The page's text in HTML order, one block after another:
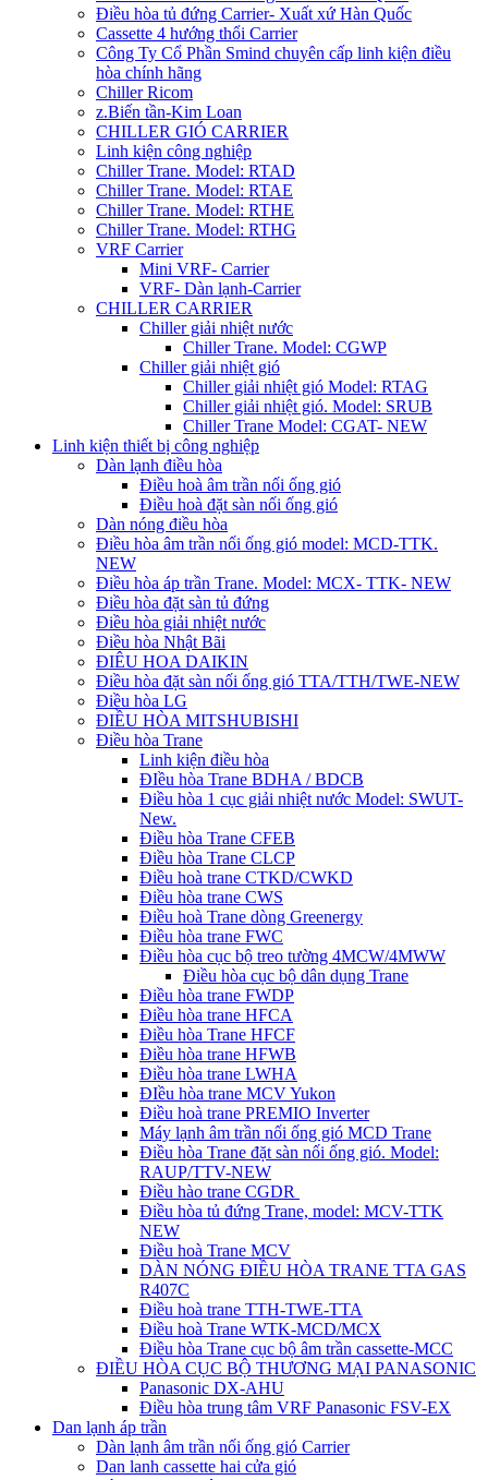
Điều hòa tủ đứng Carrier- Xuất xứ Hàn Quốc
Cassette 4 hướng thổi Carrier
Công Ty Cổ Phần Smind chuyên cấp linh kiện điều
hòa chính hãng
Chiller Ricom
z.Biến tần-Kim Loan
CHILLER GIÓ CARRIER
Linh kiện công nghiệp
Chiller Trane. Model: RTAD
Chiller Trane. Model: RTAE
Chiller Trane. Model: RTHE
Chiller Trane. Model: RTHG
VRF Carrier
Mini VRF- Carrier
VRF- Dàn lạnh-Carrier
CHILLER CARRIER
Chiller giải nhiệt nước
Chiller Trane. Model: CGWP
Chiller giải nhiệt gió
Chiller giải nhiệt gió Model: RTAG
Chiller giải nhiệt gió. Model: SRUB
Chiller Trane Model: CGAT- NEW
Linh kiện thiết bị công nghiệp
Dàn lạnh điều hòa
Điều hoà âm trần nối ống gió
Điều hoà đặt sàn nối ống gió
Dàn nóng điều hòa
Điều hòa âm trần nối ống gió model: MCD-TTK.
NEW
Điều hòa áp trần Trane. Model: MCX- TTK- NEW
Điều hòa đặt sàn tủ đứng
Điều hòa giải nhiệt nước
Điều hòa Nhật Bãi
ĐIÊU HOA DAIKIN
Điều hòa đặt sàn nối ống gió TTA/TTH/TWE-NEW
Điều hòa LG
ĐIỀU HÒA MITSHUBISHI
Điều hòa Trane
Linh kiện điều hòa
ĐIều hòa Trane BDHA / BDCB
Điều hòa 1 cục giải nhiệt nước Model: SWUT-
New.
Điều hòa Trane CFEB
Điều hòa Trane CLCP
Điều hoà trane CTKD/CWKD
Điều hòa trane CWS
Điều hoà Trane dòng Greenergy
Điều hòa trane FWC
Điều hòa cục bộ treo tường 4MCW/4MWW
Điều hòa cục bộ dân dụng Trane
Điều hòa trane FWDP
Điều hòa trane HFCA
Điều hòa Trane HFCF
Điều hòa trane HFWB
Điều hòa trane LWHA
ĐIều hòa trane MCV Yukon
Điều hoà trane PREMIO Inverter
Máy lạnh âm trần nối ống gió MCD Trane
Điều hòa Trane đặt sàn nối ống gió. Model:
RAUP/TTV-NEW
Điều hào trane CGDR
Điều hòa tủ đứng Trane, model: MCV-TTK
NEW
Điều hoà Trane MCV
DÀN NÓNG ĐIỀU HÒA TRANE TTA GAS
R407C
Điều hoà trane TTH-TWE-TTA
Điều hoà Trane WTK-MCD/MCX
Điều hòa Trane cục bộ âm trần cassette-MCC
ĐIỀU HÒA CỤC BỘ THƯƠNG MẠI PANASONIC
Panasonic DX-AHU
Điều hòa trung tâm VRF Panasonic FSV-EX
Dan lạnh áp trần
Dàn lạnh âm trần nối ống gió Carrier
Dan lanh cassette hai cửa gió